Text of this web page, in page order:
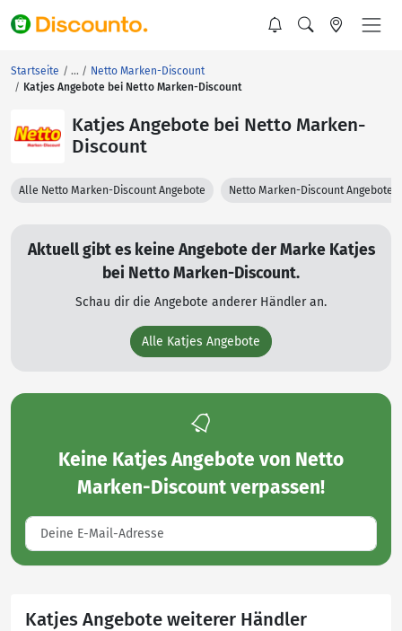
Startseite
Netto Marken-Discount
Katjes Angebote bei Netto Marken-Discount
Katjes Angebote bei Netto Marken-
Discount
Alle Netto Marken-Discount Angebote Netto Marken-Discount Angebote
Aktuell gibt es keine Angebote der Marke Katjes
bei Netto Marken-Discount.
Schau dir die Angebote anderer Händler an.
Alle Katjes Angebote
Keine Katjes Angebote von Netto
Marken-Discountverpassen!
Katjes Angebote weiterer Händler